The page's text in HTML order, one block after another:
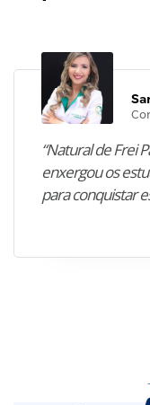
“Natural de Frei
enxergou os
para conquistar